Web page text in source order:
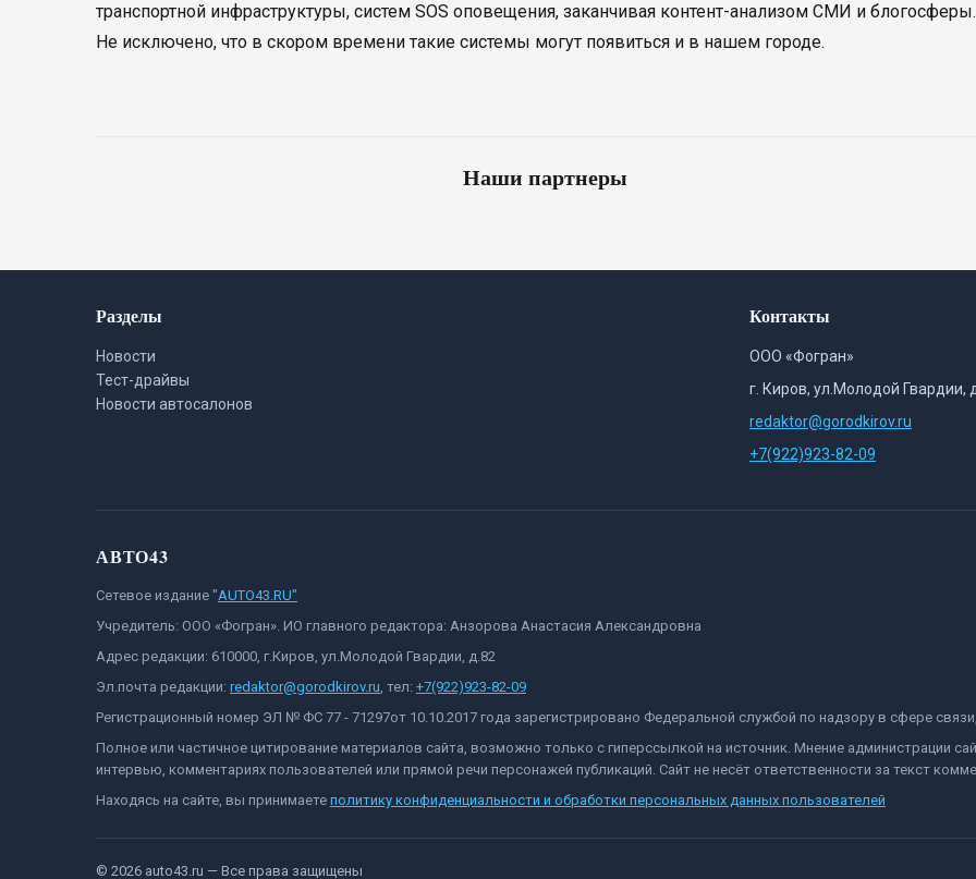
транспортной инфраструктуры, систем SOS оповещения, заканчивая контент-анализом СМИ и блогосферы.
Не исключено, что в скором времени такие системы могут появиться и в нашем городе.
Наши партнеры
Разделы
Новости
Тест-драйвы
Новости автосалонов
Контакты
ООО «Фогран»
г. Киров, ул.Молодой Гвардии,
redaktor@gorodkirov.ru
+7(922)923-82-09
АВТО43
Сетевое издание "AUTO43.RU"
Учредитель: ООО «Фогран». ИО главного редактора: Анзорова Анастасия Александровна
Адрес редакции: 610000, г.Киров, ул.Молодой Гвардии, д.82
Эл.почта редакции: redaktor@gorodkirov.ru, тел: +7(922)923-82-09
Регистрационный номер ЭЛ № ФС 77 - 71297от 10.10.2017 года зарегистрировано Федеральной службой по надзору в сфере
Полное или частичное цитирование материалов сайта, возможно только с гиперссылкой на источник. Мнение администрации
интервью, комментариях пользователей или прямой речи персонажей публикаций. Сайт не несёт ответственности за текст
Находясь на сайте, вы принимаете политику конфиденциальности и обработки персональных данных пользователей
© 2026 auto43.ru — Все права защищены